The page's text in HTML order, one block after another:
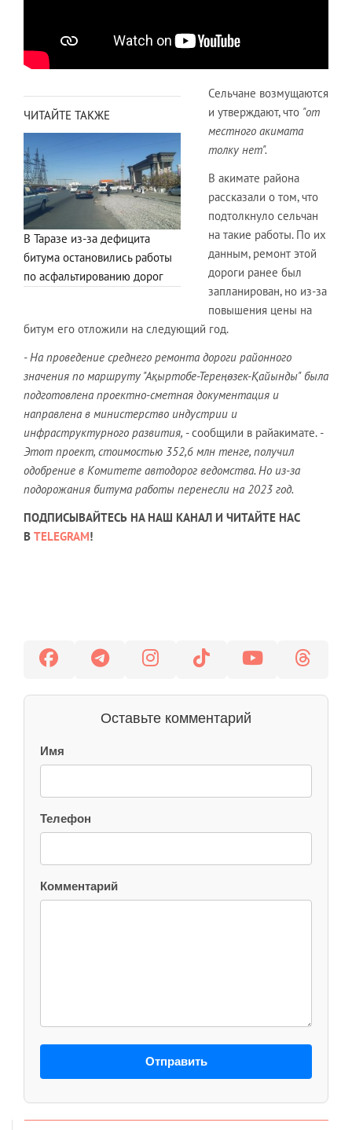
ЧИТАЙТЕ ТАКЖЕ
В Таразе из-за дефицита
битума остановились работы
по асфальтированию дорог
Сельчане возмущаются
и утверждают, что "от
местного акимата
толку нет".
В акимате района
рассказали о том, что
подтолкнуло сельчан
на такие работы. По их
данным, ремонт этой
дороги ранее был
запланирован, но из-за
повышения цены на
битум его отложили на следующий год.
- На проведение среднего ремонта дороги районного
значения по маршруту "Ақыртобе-Тереңөзек-Қайынды" была
подготовлена проектно-сметная документация и
направлена в министерство индустрии и
инфраструктурного развития, - сообщили в райакимате. -
Этот проект, стоимостью 352,6 млн тенге, получил
одобрение в Комитете автодорог ведомства. Но из-за
подорожания битума работы перенесли на 2023 год.
ПОДПИСЫВАЙТЕСЬ НА НАШ КАНАЛ И ЧИТАЙТЕ НАС
В TELEGRAM!
Оставьте комментарий
Имя
Телефон
Комментарий
Отправить